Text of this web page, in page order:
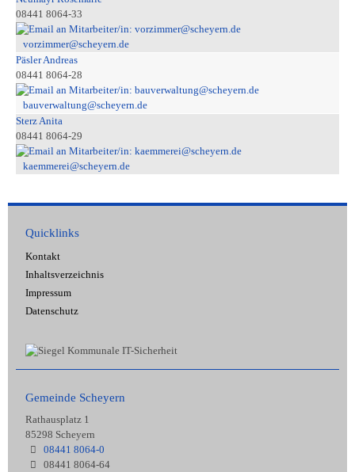
08441 8064-33
vorzimmer@scheyern.de
Päsler Andreas
08441 8064-28
bauverwaltung@scheyern.de
Sterz Anita
08441 8064-29
kaemmerei@scheyern.de
Quicklinks
Kontakt
Inhaltsverzeichnis
Impressum
Datenschutz
Gemeinde Scheyern
Rathausplatz 1
85298 Scheyern
08441 8064-0
08441 8064-64